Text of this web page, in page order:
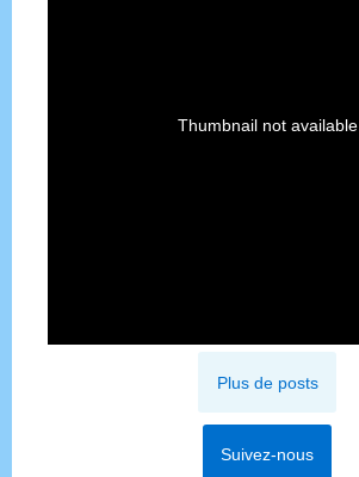
Thumbnail not available
Plus de posts
Suivez-nous